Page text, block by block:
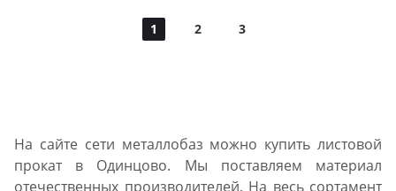
1 2 3
На сайте сети металлобаз можно купить листовой
прокат в Одинцово. Мы поставляем материал
отечественных производителей. На весь сортамент